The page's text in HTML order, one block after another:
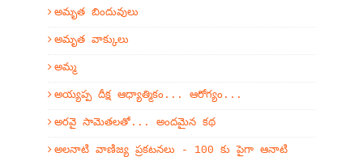
అమృత బిందువులు
అమృత వాక్కులు
అమ్మ
అయ్యప్ప దీక్ష ఆధ్యాత్మికం... ఆరోగ్యం...
అరవై సామెతలతో... అందమైన కథ
అలనాటి వాణిజ్య ప్రకటనలు - 100 కు పైగా ఆనాటి